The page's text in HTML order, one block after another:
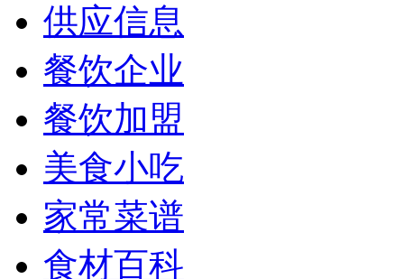
供应信息
餐饮企业
餐饮加盟
美食小吃
家常菜谱
食材百科